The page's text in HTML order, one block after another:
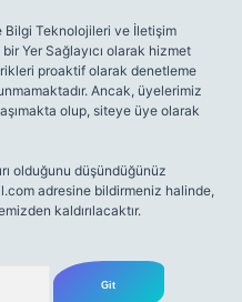
Bilgi Teknolojileri ve İletişim
Yer Sağlayıcı olarak hizmet
proaktif olarak denetleme
Ancak, üyelerimiz
olup, siteye üye olarak
olduğunu düşündüğünüz
adresine bildirmeniz halinde,
kaldırılacaktır.